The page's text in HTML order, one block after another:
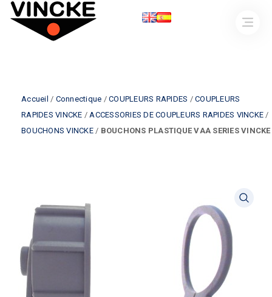
Accueil / Connectique / COUPLEURS RAPIDES / COUPLEURS
RAPIDES VINCKE /ACCESSORIES DE COUPLEURS RAPIDES VINCKE /
BOUCHONS VINCKE/ BOUCHONS PLASTIQUE VAA SERIES VINCKE